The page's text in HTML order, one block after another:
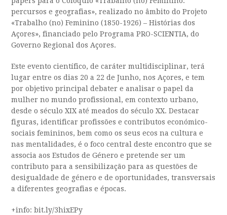
percursos e geografias», realizado no âmbito do Projeto
«Trabalho (no) Feminino (1850-1926) – Histórias dos
Açores», financiado pelo Programa PRO-SCIENTIA, do
Governo Regional dos Açores.
Este evento científico, de caráter multidisciplinar, terá
lugar entre os dias 20 a 22 de Junho, nos Açores, e tem
por objetivo principal debater e analisar o papel da
mulher no mundo profissional, em contexto urbano,
desde o século XIX até meados do século XX. Destacar
figuras, identificar profissões e contributos económico-
sociais femininos, bem como os seus ecos na cultura e
nas mentalidades, é o foco central deste encontro que se
associa aos Estudos de Género e pretende ser um
contributo para a sensibilização para as questões de
desigualdade de género e de oportunidades, transversais
a diferentes geografias e épocas.
+info: bit.ly/3hixEPy